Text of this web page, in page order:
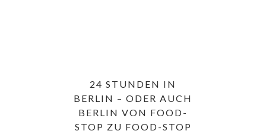
24 STUNDEN IN
BERLIN – ODER AUCH
BERLIN VON FOOD-
STOP ZU FOOD-STOP